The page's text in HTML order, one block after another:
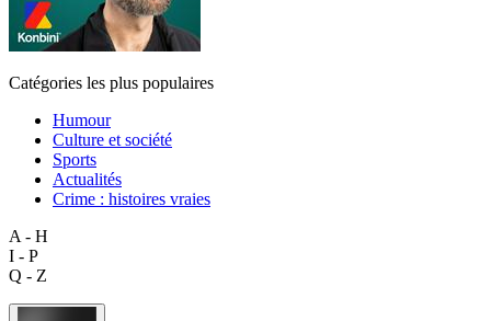
Catégories les plus populaires
Humour
Culture et société
Sports
Actualités
Crime : histoires vraies
A - H
I - P
Q - Z